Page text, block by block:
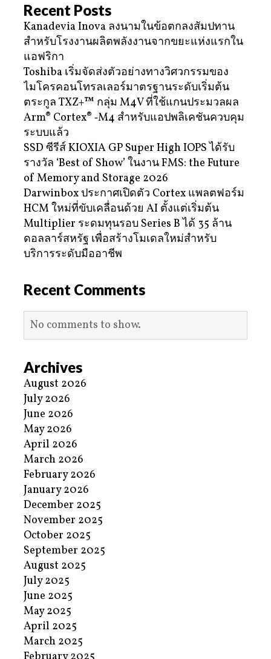
Recent Posts
Kanadevia Inova ลงนามในข้อตกลงสัมปทาน
สำหรับโรงงานผลิตพลังงานจากขยะแห่งแรกใน
แอฟริกา
Toshiba เริ่มจัดส่งตัวอย่างทางวิศวกรรมของ
ไมโครคอนโทรลเลอร์มาตรฐานระดับเริ่มต้น
ตระกูล TXZ+™ กลุ่ม M4V ที่ใช้แกนประมวลผล
Arm® Cortex® ‑M4 สำหรับแอปพลิเคชันควบคุม
ระบบแล้ว
SSD ซีรีส์ KIOXIA GP Super High IOPS ได้รับ
รางวัล ‘Best of Show’ ในงาน FMS: the Future
of Memory and Storage 2026
Darwinbox ประกาศเปิดตัว Cortex แพลตฟอร์ม
HCM ใหม่ที่ขับเคลื่อนด้วย AI ตั้งแต่เริ่มต้น
Multiplier ระดมทุนรอบ Series B ได้ 35 ล้าน
ดอลลาร์สหรัฐ เพื่อสร้างโมเดลใหม่สำหรับ
บริการระดับมืออาชีพ
Recent Comments
No comments to show.
Archives
August 2026
July 2026
June 2026
May 2026
April 2026
March 2026
February 2026
January 2026
December 2025
November 2025
October 2025
September 2025
August 2025
July 2025
June 2025
May 2025
April 2025
March 2025